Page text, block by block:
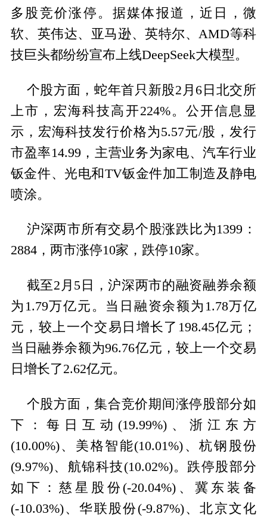
多股竞价涨停。据媒体报道，近日，微
软、英伟达、亚马逊、英特尔、AMD等科
技巨头都纷纷宣布上线DeepSeek大模型。
个股方面，蛇年首只新股2月6日北交所
上市，宏海科技高开224%。公开信息显
示，宏海科技发行价格为5.57元/股，发行
市盈率14.99，主营业务为家电、汽车行业
钣金件、光电和TV钣金件加工制造及静电
喷涂。
沪深两市所有交易个股涨跌比为1399：
2884，两市涨停10家，跌停10家。
截至2月5日，沪深两市的融资融券余额
为1.79万亿元。当日融资余额为1.78万亿
元，较上一个交易日增长了198.45亿元；
当日融券余额为96.76亿元，较上一个交易
日增长了2.62亿元。
个股方面，集合竞价期间涨停股部分如
下：每日互动(19.99%)、浙江东方
(10.00%)、美格智能(10.01%)、杭钢股份
(9.97%)、航锦科技(10.02%)。跌停股部分
如下：慈星股份(-20.04%)、冀东装备
(-10.03%)、华联股份(-9.87%)、北京文化